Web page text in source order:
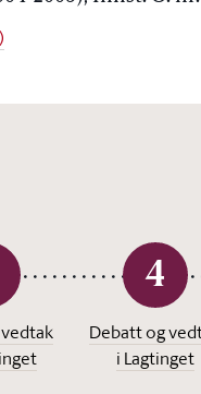
4
Debatt og
i Lagtinget